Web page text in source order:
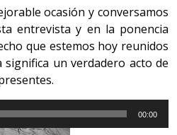
ocasión y conversamos
entrevista y en la ponencia
que estemos hoy reunidos
un verdadero acto de
00:00